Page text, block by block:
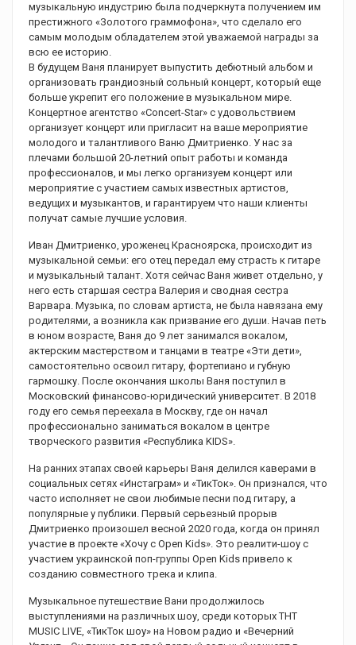
музыкальную индустрию была подчеркнута получением им
престижного «Золотого граммофона», что сделало его
самым молодым обладателем этой уважаемой награды за
всю ее историю.
В будущем Ваня планирует выпустить дебютный альбом и
организовать грандиозный сольный концерт, который еще
больше укрепит его положение в музыкальном мире.
Концертное агентство «Concert-Star» с удовольствием
организует концерт или пригласит на ваше мероприятие
молодого и талантливого Ваню Дмитриенко. У нас за
плечами большой 20-летний опыт работы и команда
профессионалов, и мы легко организуем концерт или
мероприятие с участием самых известных артистов,
ведущих и музыкантов, и гарантируем что наши клиенты
получат самые лучшие условия.
Иван Дмитриенко, уроженец Красноярска, происходит из
музыкальной семьи: его отец передал ему страсть к гитаре
и музыкальный талант. Хотя сейчас Ваня живет отдельно, у
него есть старшая сестра Валерия и сводная сестра
Варвара. Музыка, по словам артиста, не была навязана ему
родителями, а возникла как призвание его души. Начав петь
в юном возрасте, Ваня до 9 лет занимался вокалом,
актерским мастерством и танцами в театре «Эти дети»,
самостоятельно освоил гитару, фортепиано и губную
гармошку. После окончания школы Ваня поступил в
Московский финансово-юридический университет. В 2018
году его семья переехала в Москву, где он начал
профессионально заниматься вокалом в центре
творческого развития «Республика KIDS».
На ранних этапах своей карьеры Ваня делился каверами в
социальных сетях «Инстаграм» и «ТикТок». Он признался, что
часто исполняет не свои любимые песни под гитару, а
популярные у публики. Первый серьезный прорыв
Дмитриенко произошел весной 2020 года, когда он принял
участие в проекте «Хочу с Open Kids». Это реалити-шоу с
участием украинской поп-группы Open Kids привело к
созданию совместного трека и клипа.
Музыкальное путешествие Вани продолжилось
выступлениями на различных шоу, среди которых ТНТ
MUSIC LIVE, «ТикТок шоу» на Новом радио и «Вечерний